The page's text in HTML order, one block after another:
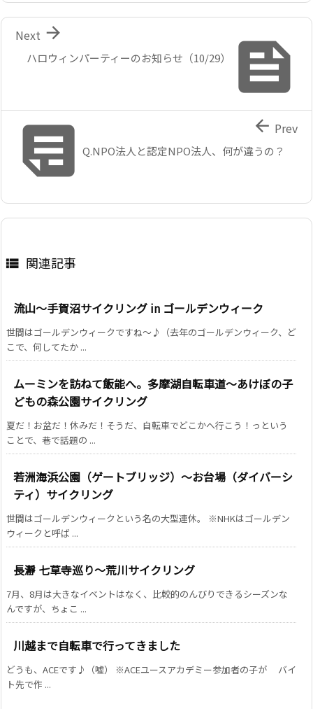

ハロウィンパーティーのお知らせ（10/29）

Next
Q.NPO法人と認定NPO法人、何が違うの？
 Prev
 関連記事
流山～手賀沼サイクリング in ゴールデンウィーク
世間はゴールデンウィークですね～♪（去年のゴールデンウィーク、ど
こで、何してたか ...
ムーミンを訪ねて飯能へ。多摩湖自転車道～あけぼの子
どもの森公園サイクリング
夏だ！お盆だ！休みだ！そうだ、自転車でどこかへ行こう！っという
ことで、巷で話題の ...
若洲海浜公園（ゲートブリッジ）～お台場（ダイバーシ
ティ）サイクリング
世間はゴールデンウィークという名の大型連休。 ※NHKはゴールデン
ウィークと呼ば ...
長瀞 七草寺巡り～荒川サイクリング
7月、8月は大きなイベントはなく、比較的のんびりできるシーズンな
んですが、ちょこ ...
川越まで自転車で行ってきました
どうも、ACEです♪（嘘） ※ACEユースアカデミー参加者の子が バイ
ト先で作 ...